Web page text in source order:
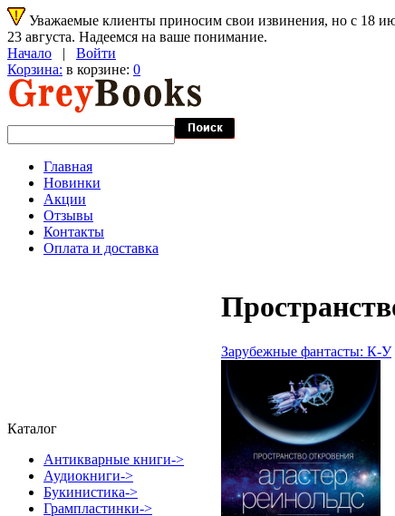
Уважаемые клиенты приносим свои извинения, но с 18
23 августа. Надеемся на ваше понимание.
Начало | Войти
Корзина: в корзине: 0
Главная
Новинки
Акции
Отзывы
Контакты
Оплата и доставка
Каталог
Антикварные книги->
Аудиокниги->
Букинистика->
Грампластинки->
Зарубежные фантасты: К-У